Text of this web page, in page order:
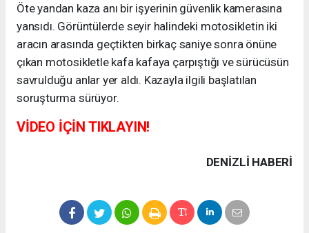
Öte yandan kaza anı bir işyerinin güvenlik kamerasına
yansıdı. Görüntülerde seyir halindeki motosikletin iki
aracın arasında geçtikten birkaç saniye sonra önüne
çıkan motosikletle kafa kafaya çarpıştığı ve sürücüsün
savrulduğu anlar yer aldı. Kazayla ilgili başlatılan
soruşturma sürüyor.
VİDEO İÇİN TIKLAYIN!
DENIZLI HABERİ